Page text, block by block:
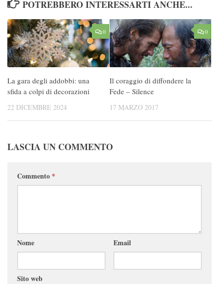
POTREBBERO INTERESSARTI ANCHE...
0
La gara degli addobbi: una
sfida a colpi di decorazioni
22 DICEMBRE 2024
0
Il coraggio di diffondere la
Fede – Silence
17 MARZO 2017
LASCIA UN COMMENTO
Commento *
Nome Email
Sito web